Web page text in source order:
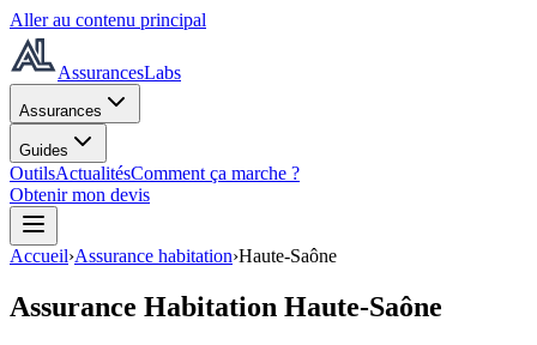
Aller au contenu principal
AssurancesLabs
Assurances
Guides
OutilsActualitésComment ça marche ?
Obtenir mon devis
Accueil›Assurance habitation›Haute-Saône
Assurance Habitation Haute-Saône